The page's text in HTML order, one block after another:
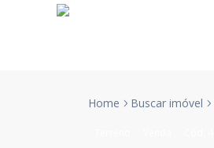
Home Buscar imóvel